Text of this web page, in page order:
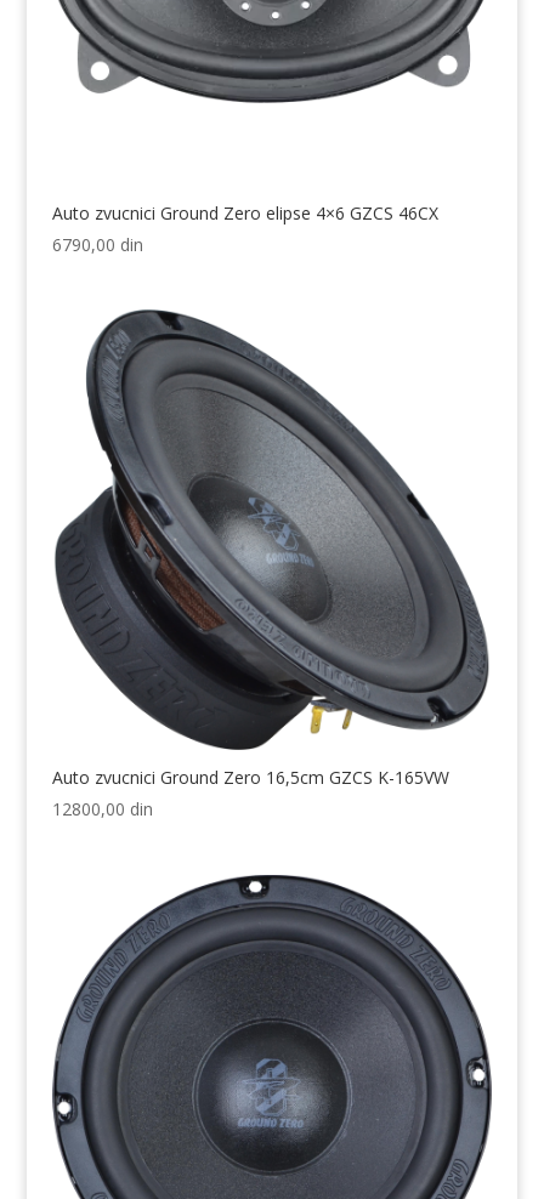
Auto zvucnici Ground Zero elipse 4×6 GZCS 46CX
6790,00 din
Auto zvucnici Ground Zero 16,5cm GZCS K-165VW
12800,00 din